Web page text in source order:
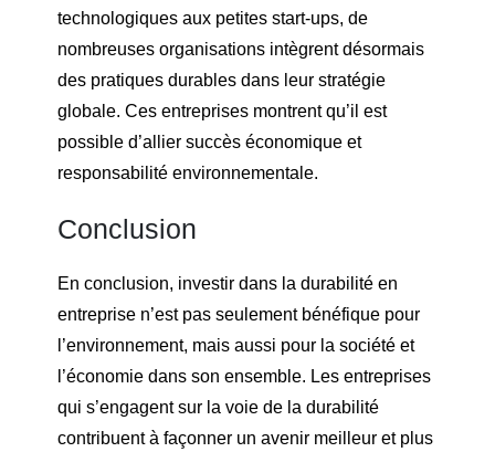
technologiques aux petites start-ups, de
nombreuses organisations intègrent désormais
des pratiques durables dans leur stratégie
globale. Ces entreprises montrent qu’il est
possible d’allier succès économique et
responsabilité environnementale.
Conclusion
En conclusion, investir dans la durabilité en
entreprise n’est pas seulement bénéfique pour
l’environnement, mais aussi pour la société et
l’économie dans son ensemble. Les entreprises
qui s’engagent sur la voie de la durabilité
contribuent à façonner un avenir meilleur et plus